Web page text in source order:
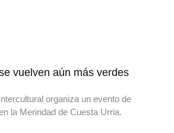
vuelven aún más verdes
organiza un evento de
la Merindad de Cuesta Urria.